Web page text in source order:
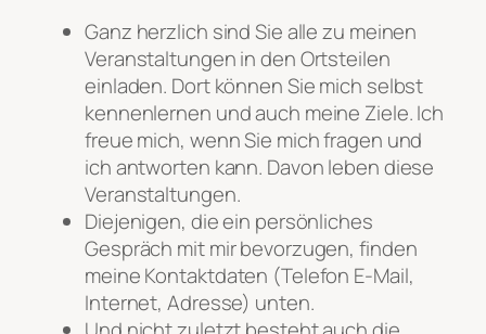
Ganz herzlich sind Sie alle zu meinen
Veranstaltungen in den Ortsteilen
einladen. Dort können Sie mich selbst
kennenlernen und auch meine Ziele. Ich
freue mich, wenn Sie mich fragen und
ich antworten kann. Davon leben diese
Veranstaltungen.
Diejenigen, die ein persönliches
Gespräch mit mir bevorzugen, finden
meine Kontaktdaten (Telefon E-Mail,
Internet, Adresse) unten.